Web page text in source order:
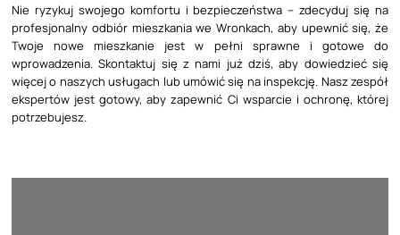
Nie ryzykuj swojego komfortu i bezpieczeństwa – zdecyduj się na
profesjonalny odbiór mieszkania we Wronkach, aby upewnić się, że
Twoje nowe mieszkanie jest w pełni sprawne i gotowe do
wprowadzenia. Skontaktuj się z nami już dziś, aby dowiedzieć się
więcej o naszych usługach lub umówić się na inspekcję. Nasz zespół
ekspertów jest gotowy, aby zapewnić Ci wsparcie i ochronę, której
potrzebujesz.